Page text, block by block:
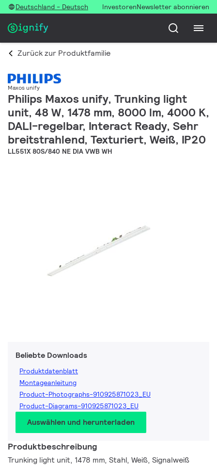
Deutschland - Deutsch InvestorenNewsletter abonnieren
Zurück zur Produktfamilie
Maxos unify
Philips Maxos unify, Trunking light
unit, 48 W, 1478 mm, 8000 lm, 4000 K,
DALI-regelbar, Interact Ready, Sehr
breitstrahlend, Texturiert, Weiß, IP20
LL551X 80S/840 NE DIA VWB WH
Beliebte Downloads
Produktdatenblatt
Montageanleitung
Product-Photographs-910925871023_EU
Product-Diagrams-910925871023_EU
Auswählen und herunterladen
Produktbeschreibung
Trunking light unit, 1478 mm, Stahl, Weiß, Signalweiß